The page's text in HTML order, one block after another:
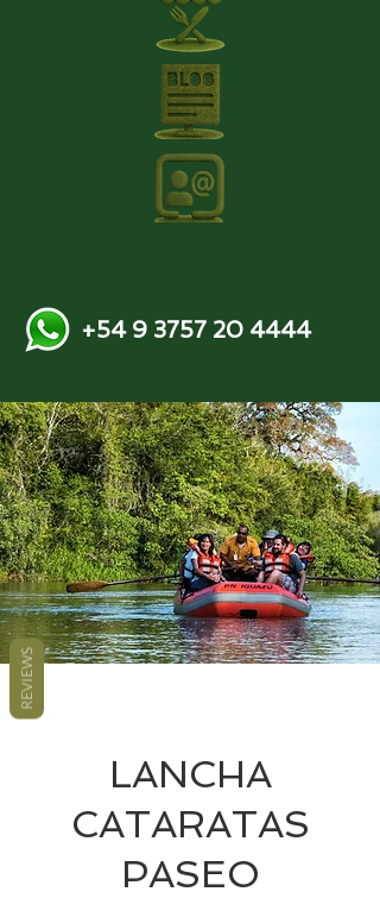
+54 9 3757 20 4444
LANCHA
CATARATAS
PASEO
REVIEWS